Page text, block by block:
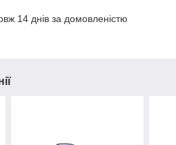
14 днів за домовленістю